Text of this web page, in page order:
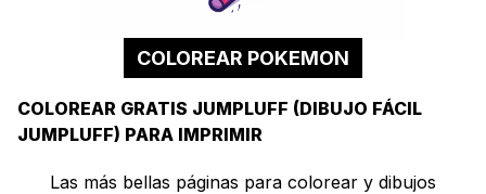
COLOREAR POKEMON
COLOREAR GRATIS JUMPLUFF (DIBUJO FÁCIL
JUMPLUFF) PARA IMPRIMIR
Las más bellas páginas para colorear y dibujos